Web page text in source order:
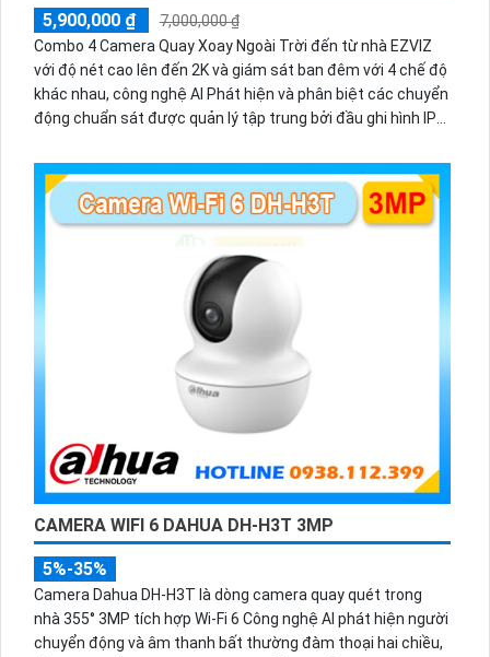
5,900,000 ₫
7,000,000 ₫
Combo 4 Camera Quay Xoay Ngoài Trời đến từ nhà EZVIZ
với độ nét cao lên đến 2K và giám sát ban đêm với 4 chế độ
khác nhau, công nghệ AI Phát hiện và phân biệt các chuyển
động chuẩn sát được quản lý tập trung bởi đầu ghi hình IP
CAMERA WIFI 6 DAHUA DH-H3T 3MP
5%-35%
Camera Dahua DH-H3T là dòng camera quay quét trong
nhà 355° 3MP tích hợp Wi-Fi 6 Công nghệ AI phát hiện người
chuyển động và âm thanh bất thường đàm thoại hai chiều,